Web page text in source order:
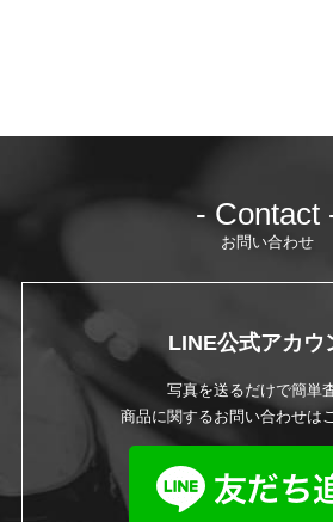
- Contact
お問い合わせ
LINE公式アカウ
写真を送るだけで簡単
商品に関するお問い合わせは